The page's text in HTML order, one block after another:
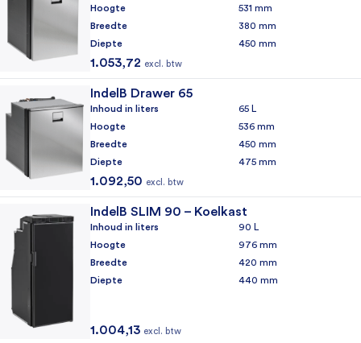
Hoogte
531 mm
Breedte
380 mm
Diepte
450 mm
1.053,72 excl. btw
IndelB Drawer 65
Inhoud in liters
65 L
Hoogte
536 mm
Breedte
450 mm
Diepte
475 mm
1.092,50 excl. btw
IndelB SLIM 90 – Koelkast
Inhoud in liters
90 L
Hoogte
976 mm
Breedte
420 mm
Diepte
440 mm
1.004,13 excl. btw